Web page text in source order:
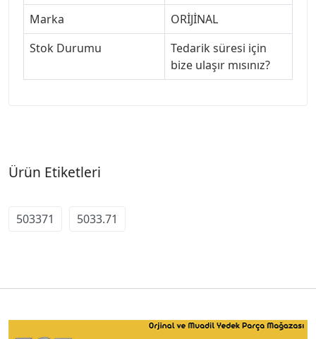
Marka
ORİJİNAL
Stok Durumu
Tedarik süresi için
bize ulaşır mısınız?
Ürün Etiketleri
503371 5033.71